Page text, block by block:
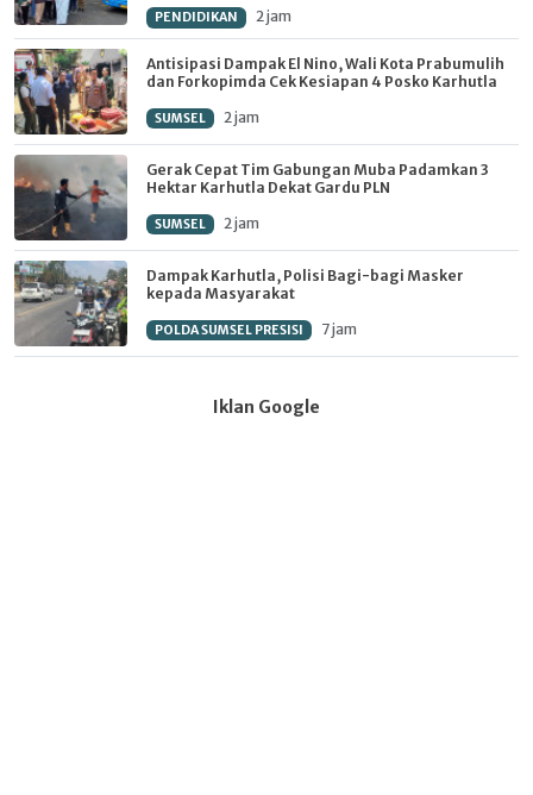
PENDIDIKAN 2 jam
Antisipasi Dampak El Nino, Wali Kota Prabumulih
dan Forkopimda Cek Kesiapan 4 Posko Karhutla
SUMSEL 2 jam
Gerak Cepat Tim Gabungan Muba Padamkan 3
Hektar Karhutla Dekat Gardu PLN
SUMSEL 2 jam
Dampak Karhutla, Polisi Bagi-bagi Masker
kepada Masyarakat
POLDA SUMSEL PRESISI 7 jam
Iklan Google